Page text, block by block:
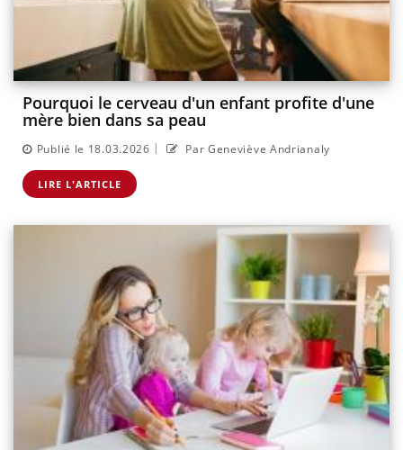
Pourquoi le cerveau d'un enfant profite d'une
mère bien dans sa peau
Publié le 18.03.2026 | Par Geneviève Andrianaly
LIRE L'ARTICLE